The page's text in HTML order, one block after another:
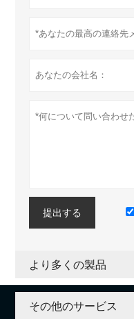
提出する
より多くの製品
その他のサービス